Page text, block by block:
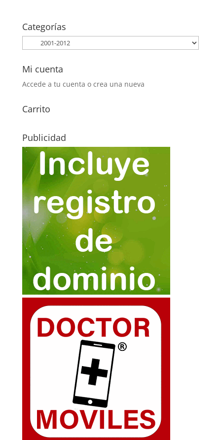
Categorías
Mi cuenta
Accede a tu cuenta o crea una nueva
Carrito
Publicidad